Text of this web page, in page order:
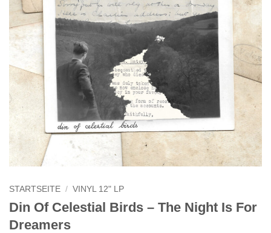
STARTSEITE / VINYL 12" LP
Din Of Celestial Birds – The Night Is For
Dreamers